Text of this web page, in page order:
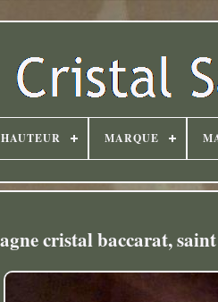
HAUTEUR MARQUE
cristal baccarat,